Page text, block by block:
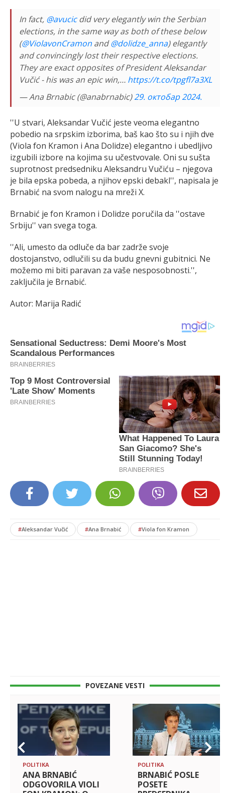
In fact, @avucicdid very elegantly win the Serbian
elections, in the same way as both of these below
(@ViolavonCramon and@dolidze_anna) elegantly
and convincingly lost their respective elections.
They are exact opposites of President Aleksandar
Vučić - his was an epic win,… https://t.co/tpgfl7a3XL
— Ana Brnabic (@anabrnabic)29. октобар 2024.
''U stvari, Aleksandar Vučić jeste veoma elegantno
pobedio na srpskim izborima, baš kao što su i njih dve
(Viola fon Kramon i Ana Dolidze) elegantno i ubedljivo
izgubili izbore na kojima su učestvovale. Oni su sušta
suprotnost predsedniku Aleksandru Vučiću – njegova
je bila epska pobeda, a njihov epski debakl'', napisala je
Brnabić na svom nalogu na mreži X.
Brnabić je fon Kramon i Dolidze poručila da ''ostave
Srbiju'' van svega toga.
''Ali, umesto da odluče da bar zadrže svoje
dostojanstvo, odlučili su da budu gnevni gubitnici. Ne
možemo mi biti paravan za vaše nesposobnosti.'',
zaključila je Brnabić.
Autor: Marija Radić
#Aleksandar Vučić #Ana Brnabić #Viola fon Kramon
POVEZANE VESTI
POLITIKA
ANA BRNABIĆ
ODGOVORILA VIOLI
POLITIKA
BRNABIĆ POSLE
POSETE